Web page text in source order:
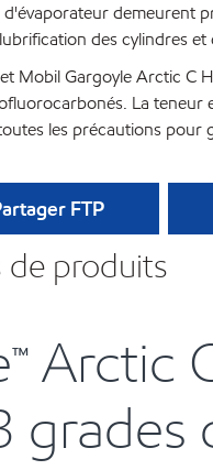
demeurent
des cylindres et
Mobil Gargoyle Arctic C
La
les précautions pour
FTP
de produits
Arctic
grades